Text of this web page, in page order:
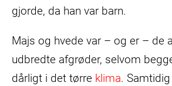
gjorde, da han var barn.
Majs og hvede var – og er – de
udbredte afgrøder, selvom
dårligt i det tørre klima.